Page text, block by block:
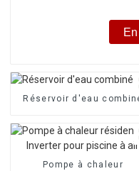
Réservoir d'eau
Pompe à chaleur